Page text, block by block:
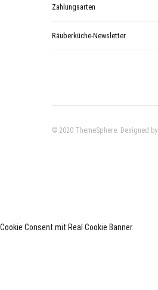
Zahlungsarten
Räuberküche-Newsletter
© 2020 ThemeSphere. Designed by
Cookie Consent mit Real Cookie Banner